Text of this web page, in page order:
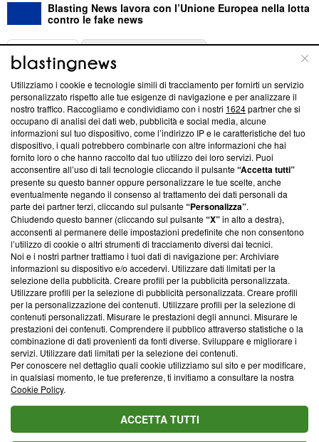
Blasting News lavora con l’Unione Europea nella lotta
contro le fake news
ABOUT
Questa sezione offre informazioni trasparenti su Blasting
News, sui nostri processi editoriali e su come ci impegniamo a
creare news di qualità. Inoltre, afferma la nostra aderenza a
‘Trust Project - News with Integrity’Blasting News non è
ancora membro del programma, ma ha richiesto di farne
parte; Trust Project non ha ancora effettuato una verifica di
conformità agli standard.
Su di noi
Team editoriale
Corporate
Redazione
Informativa Privacy
Cookie Policy
Blasting SA, IDI CHE-247.845.224, Via Carlo Frasca, 3 - 6900
Lugano (Svizzera) Tel:+39 0690258937
© 2026 Blasting News
Utilizziamo i cookie e tecnologie simili di tracciamento per fornirti un servizio
personalizzato rispetto alle tue esigenze di navigazione e per analizzare il
nostro traffico. Raccogliamo e condividiamo con i nostri 1624partner che si
occupano di analisi dei dati web, pubblicità e social media, alcune
informazioni sul tuo dispositivo, come l’indirizzo IP e le caratteristiche del tuo
dispositivo, i quali potrebbero combinarle con altre informazioni che hai
fornito loro o che hanno raccolto dal tuo utilizzo dei loro servizi. Puoi
acconsentire all’uso di tali tecnologie cliccando il pulsante“Accetta tutti”
presente su questo banner oppure personalizzare le tue scelte, anche
eventualmente negando il consenso al trattamento dei dati personali da
parte dei partner terzi, cliccando sul pulsante“Personalizza”.
Chiudendo questo banner (cliccando sul pulsante“X”in alto a destra),
acconsenti al permanere delle impostazioni predefinite che non consentono
l’utilizzo di cookie o altri strumenti di tracciamento diversi dai tecnici.
Noi e i nostri partner trattiamo i tuoi dati di navigazione per: Archiviare
informazioni su dispositivo e/o accedervi. Utilizzare dati limitati per la
selezione della pubblicità. Creare profili per la pubblicità personalizzata.
Utilizzare profili per la selezione di pubblicità personalizzata. Creare profili
per la personalizzazione dei contenuti. Utilizzare profili per la selezione di
contenuti personalizzati. Misurare le prestazioni degli annunci. Misurare le
prestazioni dei contenuti. Comprendere il pubblico attraverso statistiche o la
combinazione di dati provenienti da fonti diverse. Sviluppare e migliorare i
servizi. Utilizzare dati limitati per la selezione dei contenuti.
Per conoscere nel dettaglio quali cookie utilizziamo sul sito e per modificare,
in qualsiasi momento, le tue preferenze, ti invitiamo a consultare la nostra
Cookie Policy.
ACCETTA TUTTI